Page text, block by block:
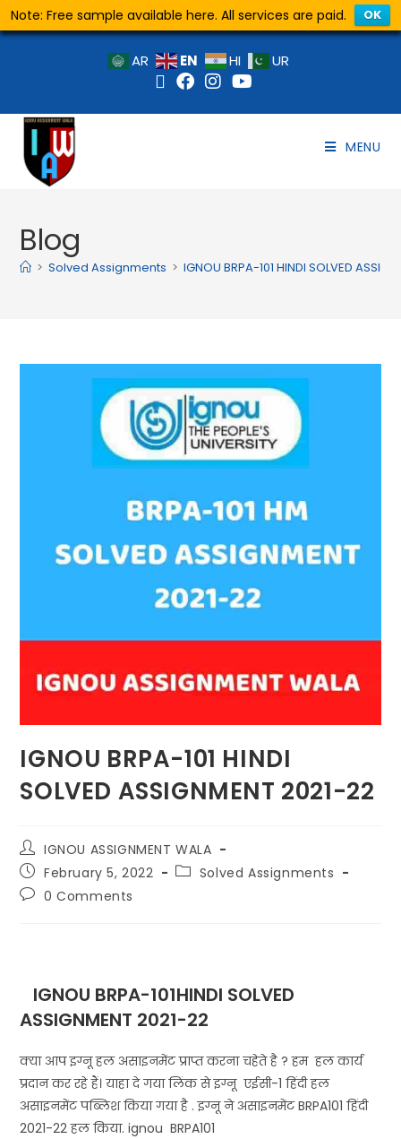
Note: Free sample available here. All services are paid. OK
AR EN HI UR
MENU
Blog
> Solved Assignments > IGNOU BRPA-101 HINDI SOLVED
IGNOU BRPA-101 HINDI
SOLVED ASSIGNMENT 2021-22
IGNOU ASSIGNMENT WALA
February 5, 2022
Solved Assignments
0 Comments
IGNOU BRPA-101HINDI SOLVED
ASSIGNMENT 2021-22
क्या आप इग्नू हल असाइनमेंट प्राप्त करना चहेते है ? हम हल कार्य
प्रदान कर रहे हैं। याहा दे गया लिंक से इग्नू एईसी-1 हिंदी हल
असाइनमेंट पब्लिश किया गया है . इग्नू ने असाइनमेंट BRPA101 हिंदी
2021-22 हल किया. ignou BRPA101